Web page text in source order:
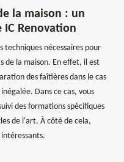
la maison : un
Renovation
techniques nécessaires pour
de la maison. En effet, il est
des faîtières dans le cas
Dans ce cas, vous
des formations spécifiques
de l'art. À côté de cela,